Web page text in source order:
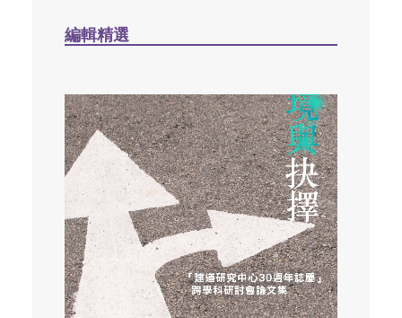
編輯精選